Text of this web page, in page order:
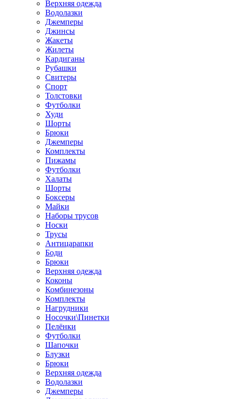
Верхняя одежда
Водолазки
Джемперы
Джинсы
Жакеты
Жилеты
Кардиганы
Рубашки
Свитеры
Спорт
Толстовки
Футболки
Худи
Шорты
Брюки
Джемперы
Комплекты
Пижамы
Футболки
Халаты
Шорты
Боксеры
Майки
Наборы трусов
Носки
Трусы
Антицарапки
Боди
Брюки
Верхняя одежда
Коконы
Комбинезоны
Комплекты
Нагрудники
Носочки\Пинетки
Пелёнки
Футболки
Шапочки
Блузки
Брюки
Верхняя одежда
Водолазки
Джемперы